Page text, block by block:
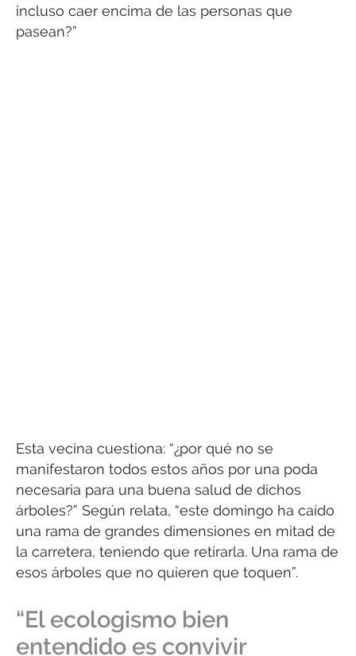
incluso caer encima de las personas que
pasean?”
Esta vecina cuestiona: “¿por qué no se
manifestaron todos estos años por una poda
necesaria para una buena salud de dichos
árboles?” Según relata, “este domingo ha caído
una rama de grandes dimensiones en mitad de
la carretera, teniendo que retirarla. Una rama de
esos árboles que no quieren que toquen”.
“El ecologismo bien
entendido es convivir